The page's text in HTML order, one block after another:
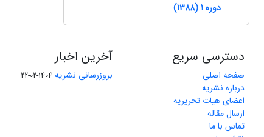
دوره 1 (1388)
دسترسی سریع
صفحه اصلی
درباره نشریه
اعضای هیات تحریریه
ارسال مقاله
تماس با ما
آخرین اخبار
بروزرسانی نشریه 1404-02-22